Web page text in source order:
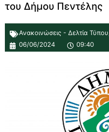
του Δήμου Πεντέλης
Ανακοινώσεις - Δελτία Τύπου
06/06/2024
09:40